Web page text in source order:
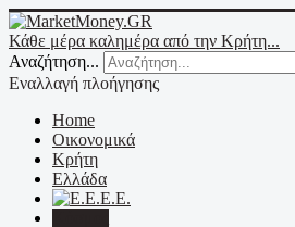
Κάθε μέρα καλημέρα από την Κρήτη...
Αναζήτηση...
Εναλλαγή πλοήγησης
Home
Οικονομικά
Κρήτη
Ελλάδα
Ε.Ε.